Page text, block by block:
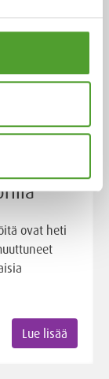
ovat heti
Lue lisää